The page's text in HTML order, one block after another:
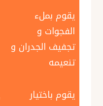
يقوم بملء
الفجوات و
تجفيف الجدران و
تنعيمه
يقوم باختيار